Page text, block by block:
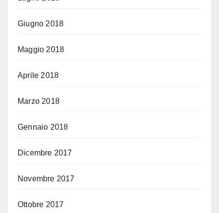
Giugno 2018
Maggio 2018
Aprile 2018
Marzo 2018
Gennaio 2018
Dicembre 2017
Novembre 2017
Ottobre 2017